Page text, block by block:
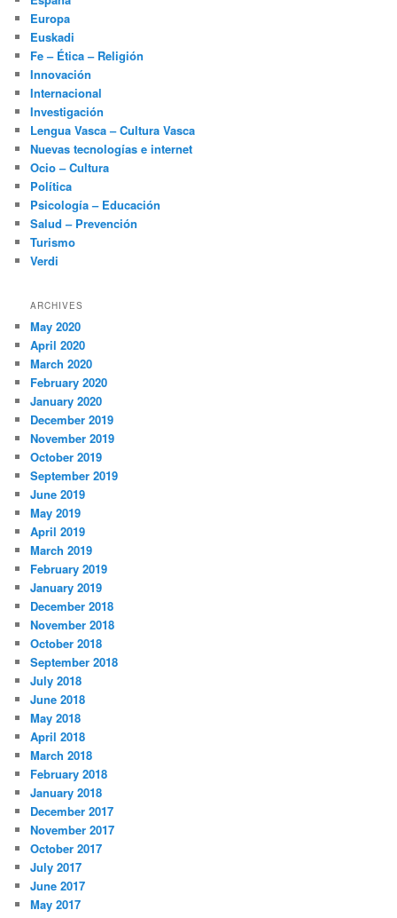
Europa
Euskadi
Fe – Ética – Religión
Innovación
Internacional
Investigación
Lengua Vasca – Cultura Vasca
Nuevas tecnologías e internet
Ocio – Cultura
Política
Psicología – Educación
Salud – Prevención
Turismo
Verdi
ARCHIVES
May 2020
April 2020
March 2020
February 2020
January 2020
December 2019
November 2019
October 2019
September 2019
June 2019
May 2019
April 2019
March 2019
February 2019
January 2019
December 2018
November 2018
October 2018
September 2018
July 2018
June 2018
May 2018
April 2018
March 2018
February 2018
January 2018
December 2017
November 2017
October 2017
July 2017
June 2017
May 2017